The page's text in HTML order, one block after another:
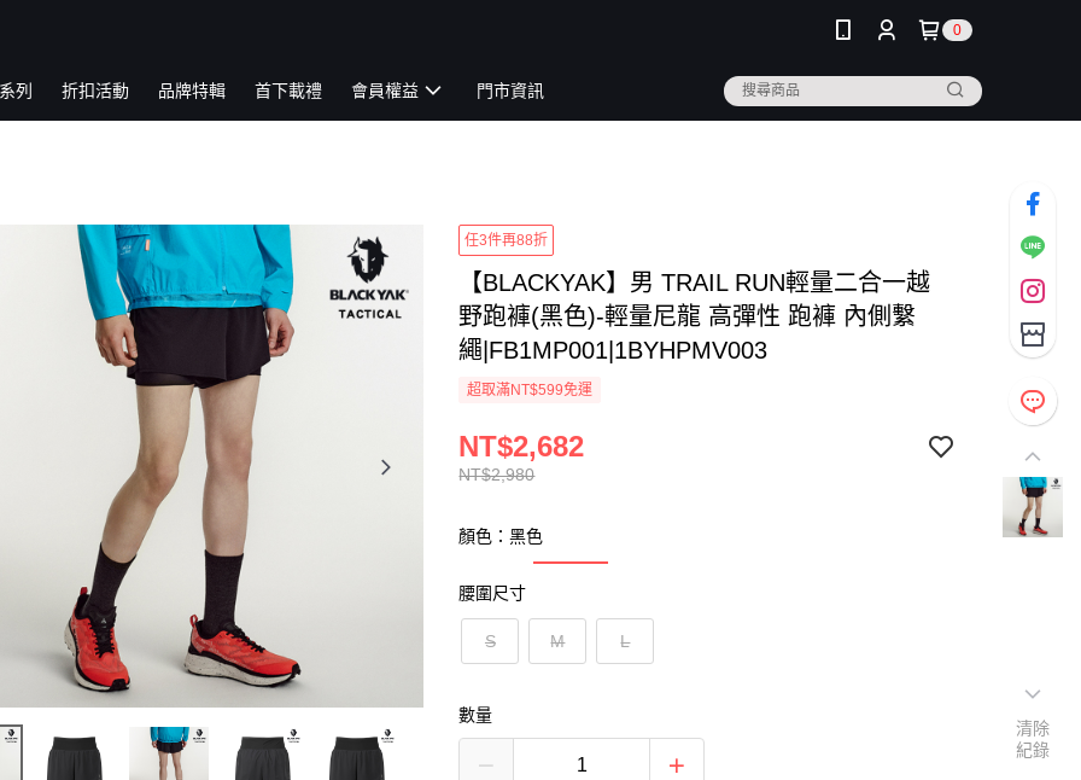
0
列 折扣活動 品牌特輯 首下載禮 會員權益 門市資訊
任3件再88折
【BLACKYAK】男 TRAIL RUN輕量二合一越
野跑褲(黑色)-輕量尼龍 高彈性 跑褲 內側繫
繩|FB1MP001|1BYHPMV003
超取滿NT$599免運
NT$2,980
NT$2,682
顏色：黑色
腰圍尺寸
S M L
數量
清除
紀錄